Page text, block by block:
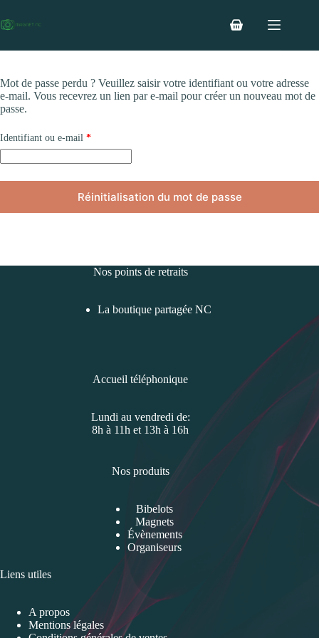
au
contenu
Panier
Mot de passe perdu ? Veuillez saisir votre identifiant ou votre adresse
e-mail. Vous recevrez un lien par e-mail pour créer un nouveau mot de
passe.
Identifiant ou e-mail *Obligatoire
Réinitialisation du mot de passe
Nos points de retraits
La boutique partagée NC
Accueil téléphonique
Lundi au vendredi de:
8h à 11h et 13h à 16h
Nos produits
Bibelots
Magnets
Évènements
Organiseurs
Liens utiles
A propos
Mentions légales